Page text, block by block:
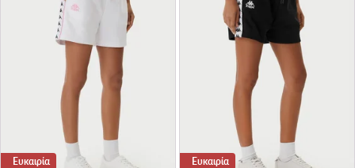
Ευκαιρία Ευκαιρία